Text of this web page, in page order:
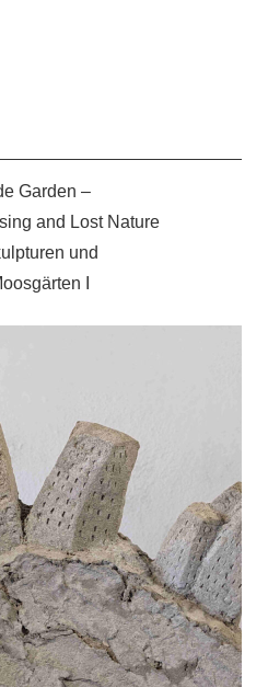
Garden –
and Lost Nature
und
I